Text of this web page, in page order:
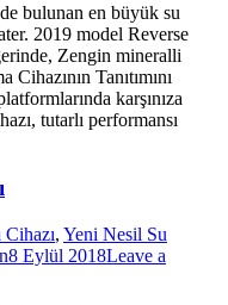
bulunan en büyük su
2019 model Reverse
Zengin mineralli
Tanıtımını
karşınıza
tutarlı performansı
, Yeni Nesil Su
8 Eylül 2018Leave a